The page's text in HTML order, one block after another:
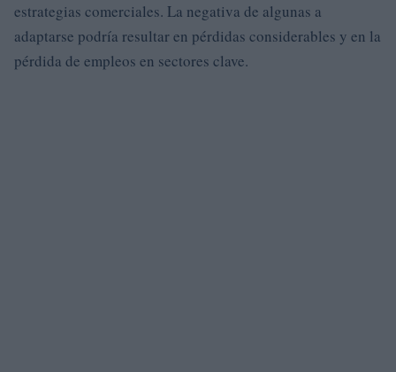
estrategias comerciales. La negativa de algunas a
adaptarse podría resultar en pérdidas considerables y en la
pérdida de empleos en sectores clave.